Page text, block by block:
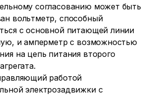
согласованию может быть
вольтметр, способный
с основной питающей линии
и амперметр с возможностью
на цепь питания второго
работой
электрозадвижки с